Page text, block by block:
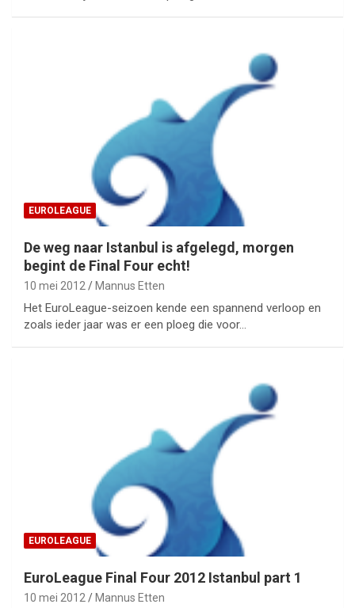
EUROLEAGUE
De weg naar Istanbul is afgelegd, morgen
begint de Final Four echt!
10 mei 2012 Mannus Etten
Het EuroLeague-seizoen kende een spannend verloop en
zoals ieder jaar was er een ploeg die voor…
EUROLEAGUE
EuroLeague Final Four 2012 Istanbul part 1
10 mei 2012 Mannus Etten